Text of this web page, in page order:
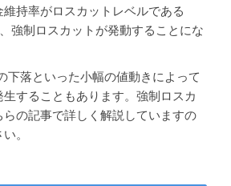
持率がロスカットレベルである
強制ロスカットが発動することにな
下落といった小幅の値動きによって
することもあります。強制ロスカ
らの記事で詳しく解説していますの
。